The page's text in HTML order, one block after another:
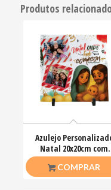
Produtos
Azulejo
Natal 20x20cm com
Foto – Presente
COMPRAR